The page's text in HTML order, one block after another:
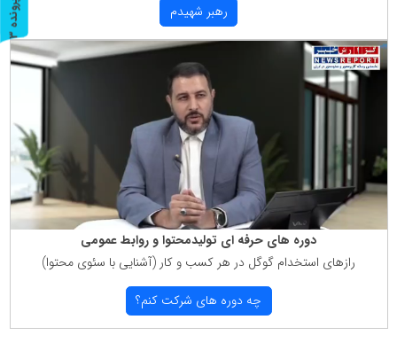
رهبر شهیدم
دوره های حرفه ای تولیدمحتوا و روابط عمومی
رازهای استخدام گوگل در هر كسب و كار (آشنایی با سئوی محتوا)
چه دوره های شركت كنم؟
پ
ر
و
ن
د
ه
3